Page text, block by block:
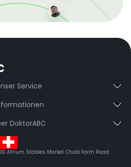
erhalten schnelle Lieferung und
Service
DoktorABC
Atrium Stables Market Chalk Farm Road